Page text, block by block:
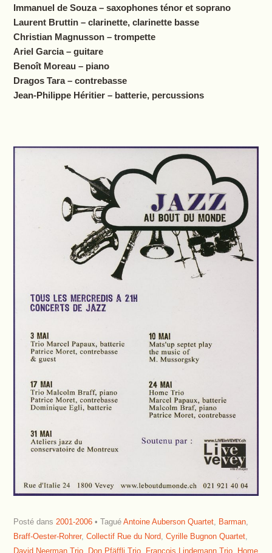
Immanuel de Souza – saxophones ténor et soprano
Laurent Bruttin – clarinette, clarinette basse
Christian Magnusson – trompette
Ariel Garcia – guitare
Benoît Moreau – piano
Dragos Tara – contrebasse
Jean-Philippe Héritier – batterie, percussions
Posté dans 2001-2006 Tagué Antoine Auberson Quartet, Barman,
Braff-Oester-Rohrer, Collectif Rue du Nord Cyrille Bugnon Quartet,
David Neerman Trio, Don Pfäffli Trio, François Lindemann Trio, Home